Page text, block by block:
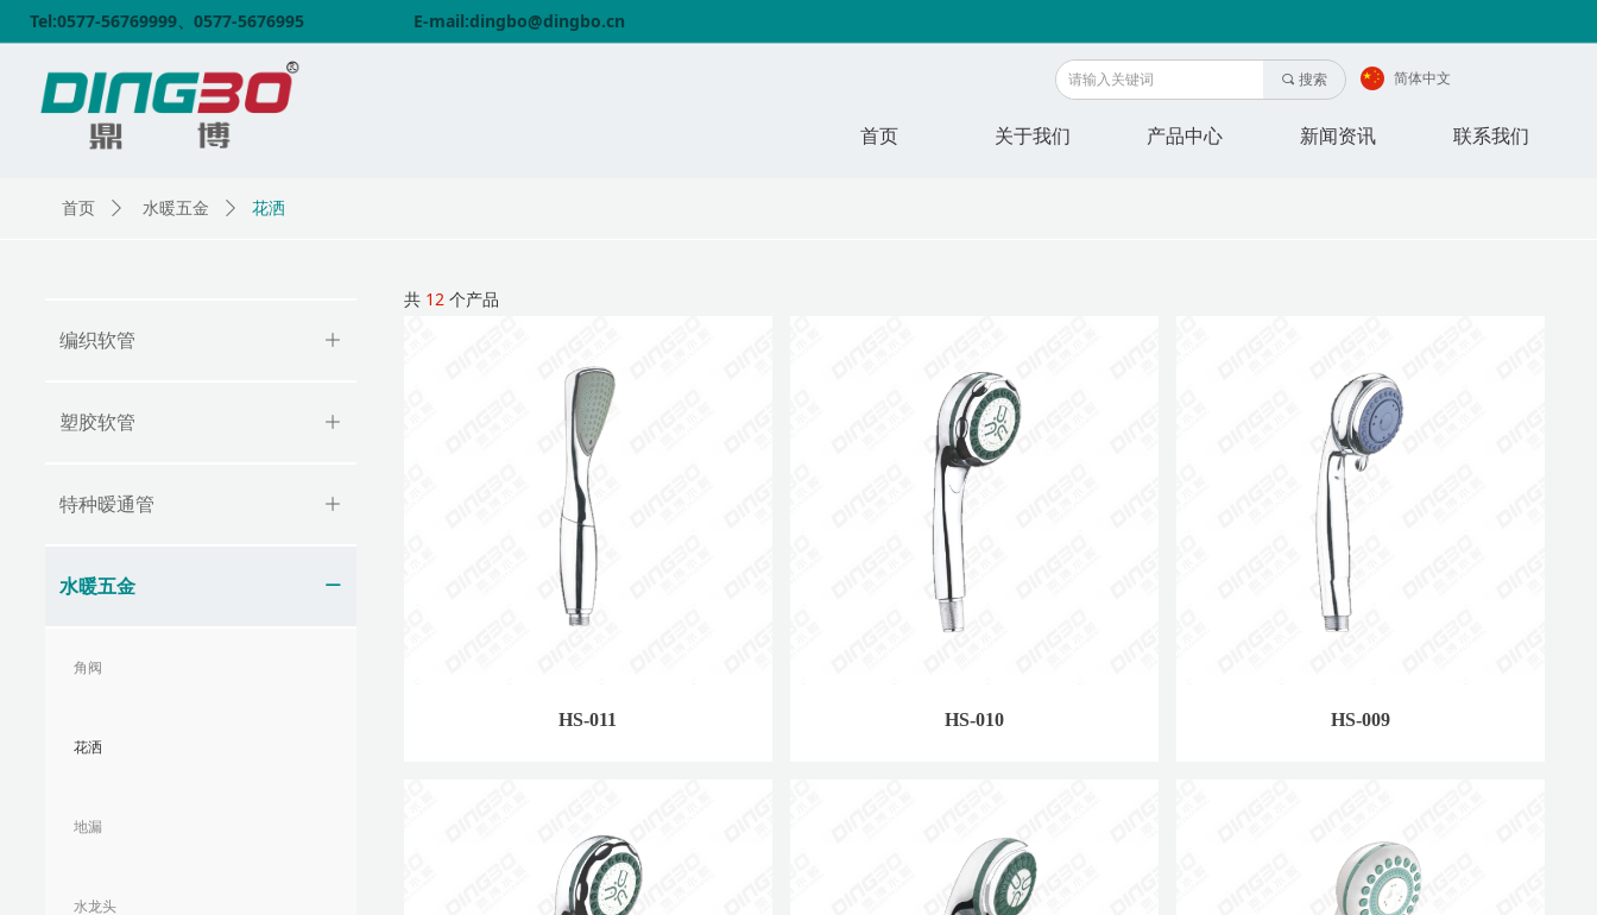
首页 关于我们 产品中心 新闻资讯 联系我们
끠 搜索
Tel:0577-56769999、0577-5676995 E-mail:dingbo@dingbo.cn
简体中文
ꄶ
编织软管
ꄶ
塑胶软管
ꄶ
特种暧通管
ꄵ
水暖五金
角阀
花洒
地漏
水龙头
共 12 个产品
HS-011 HS-010 HS-009
首页 ꄲ 水暖五金 ꄲ 花洒